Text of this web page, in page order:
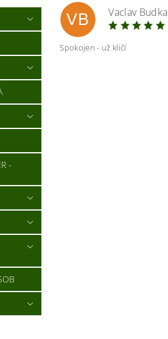
-
VB
Vaclav Budka
Spokojen - už kličí